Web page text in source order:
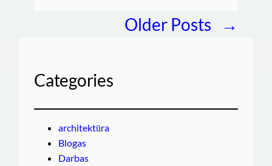
Older Posts →
Categories
architektūra
Blogas
Darbas